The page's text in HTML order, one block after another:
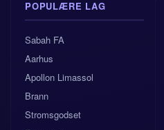
POPULÆRE LAG
Sabah FA
Aarhus
Apollon Limassol
Brann
Stromsgodset